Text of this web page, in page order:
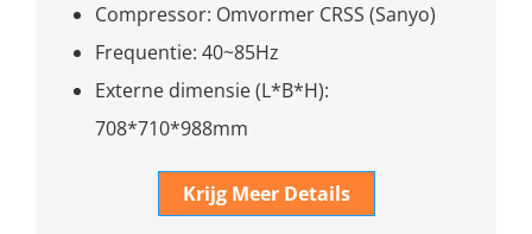
Compressor: Omvormer CRSS (Sanyo)
Frequentie: 40~85Hz
Externe dimensie (L*B*H):
708*710*988mm
Krijg Meer Details